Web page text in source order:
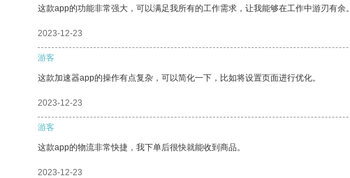
这款app的功能非常强大，可以满足我所有的工作需求，让我能够在工作中游刃有余。
2023-12-23
游客
这款加速器app的操作有点复杂，可以简化一下，比如将设置页面进行优化。
2023-12-23
游客
这款app的物流非常快捷，我下单后很快就能收到商品。
2023-12-23